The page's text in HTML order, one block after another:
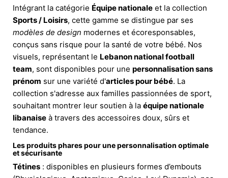
Intégrant la catégorie Équipe nationale et la collection
Sports / Loisirs, cette gamme se distingue par ses
modèles de design modernes et écoresponsables,
conçus sans risque pour la santé de votre bébé. Nos
visuels, représentant le Lebanon national football
team, sont disponibles pour une personnalisation sans
prénom sur une variété d'articles pour bébé. La
collection s'adresse aux familles passionnées de sport,
souhaitant montrer leur soutien à la équipe nationale
libanaise à travers des accessoires doux, sûrs et
tendance.
Les produits phares pour une personnalisation optimale
et sécurisante
Tétines : disponibles en plusieurs formes d’embouts